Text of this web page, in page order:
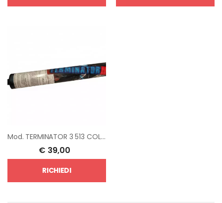
Mod. TERMINATOR 3 513 COLPI
€ 39,00
RICHIEDI